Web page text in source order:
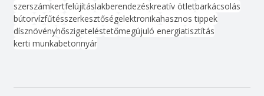
szerszámkertfelújításlakberendezéskreatív ötletbarkácsolás
bútorvízfűtésszerkesztőségelektronikahasznos tippek
dísznövényhőszigeteléstetőmegújuló energiatisztítás
kerti munkabetonnyár